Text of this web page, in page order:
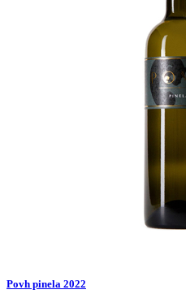
Povh pinela 2022